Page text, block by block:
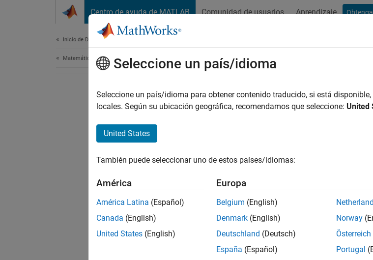
Centro de ayuda de MATLAB Comunidad de usuarios Aprendizaje
Inicio de Documentación
Matemáticas y optimización
¿Qué
Seleccione un país/idioma
Seleccione un país/idioma para obtener contenido traducido, si está
locales. Según su ubicación geográfica, recomendamos que seleccione: United
United States
También puede seleccionar uno de estos países/idiomas:
América
América Latina (Español)
Canada (English)
United States (English)
Europa
Belgium (English)
Denmark (English)
Deutschland (Deutsch)
España (Español)
Norway
Österreich
Portugal